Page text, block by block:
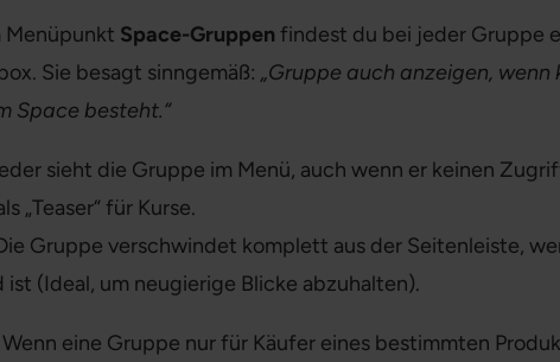
Menüpunkt Space-Gruppen findest du bei jeder Gruppe
Sie besagt sinngemäß: „Gruppe auch anzeigen, wenn
Space besteht.“
sieht die Gruppe im Menü, auch wenn er keinen
„Teaser“ für Kurse.
Gruppe verschwindet komplett aus der Seitenleiste,
ist (Ideal, um neugierige Blicke abzuhalten).
Wenn eine Gruppe nur für Käufer eines bestimmten